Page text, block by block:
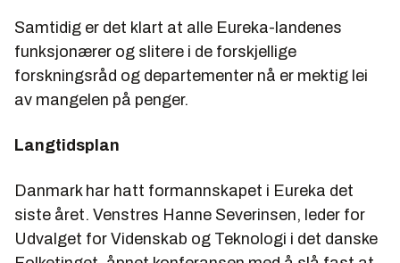
Samtidig er det klart at alle Eureka-landenes
funksjonærer og slitere i de forskjellige
forskningsråd og departementer nå er mektig lei
av mangelen på penger.
Langtidsplan
Danmark har hatt formannskapet i Eureka det
siste året. Venstres Hanne Severinsen, leder for
Udvalget for Videnskab og Teknologi i det danske